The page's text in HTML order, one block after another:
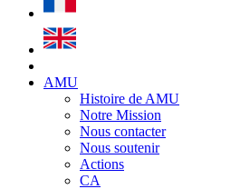
AMU
Histoire de AMU
Notre Mission
Nous contacter
Nous soutenir
Actions
CA